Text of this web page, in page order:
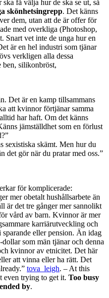
få välja hur de ska se ut, så
skönhetsingrepp. Det känns
dem, utan att de är offer för
med overkliga (Photoshop,
Snart vet inte de unga hur en
är en hel industri som tjänar
verkligen alla dessa
ben, silikonbröst,
Det är en kamp tillsammans
att kvinnor förtjänar samma
har haft. Om det känns
jämställdhet som en förlust
sexistiska skämt. Men hur du
det gör när du pratar med oss.”
för komplicerade:
mer obetalt hushållsarbete än
är det tre gånger mer sannolikt
vård av barn. Kvinnor är mer
karriärutveckling och
eller pension. Än idag
som män tjänar och denna
kvinnor av etnicitet. Det här
att vinna eller ha rätt. Det
tova_leigh. – At this
even trying to get it. Too busy
by.